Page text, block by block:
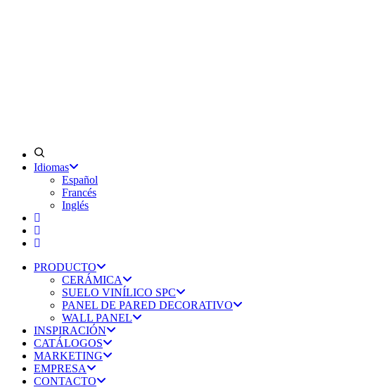
Idiomas
Español
Francés
Inglés
PRODUCTO
CERÁMICA
SUELO VINÍLICO SPC
PANEL DE PARED DECORATIVO
WALL PANEL
INSPIRACIÓN
CATÁLOGOS
MARKETING
EMPRESA
CONTACTO